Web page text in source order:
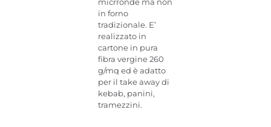
in forno
tradizionale. E’
realizzato in
cartone in pura
fibra vergine 260
g/mq ed è adatto
per il take away di
kebab, panini,
tramezzini.